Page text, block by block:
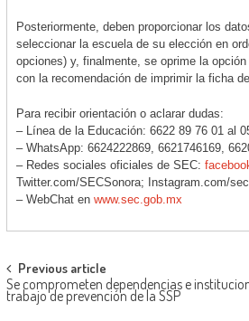
Posteriormente, deben proporcionar los
seleccionar la escuela de su elección en
opciones) y, finalmente, se oprime la opción
con la recomendación de imprimir la ficha
Para recibir orientación o aclarar dudas:
– Línea de la Educación: 6622 89 76 01 al
– WhatsApp: 6624222869, 6621746169,
– Redes sociales oficiales de SEC:
Twitter.com/SECSonora; Instagram.com/
– WebChat en www.sec.gob.mx
Post
navigation
Previous article
Se comprometen dependencias e
trabajo de prevención de la SSP